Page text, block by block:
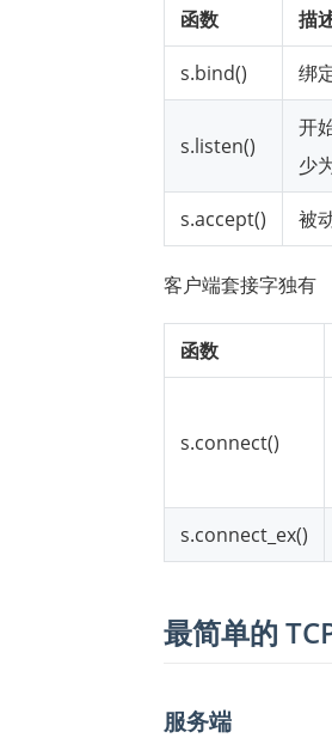
函数 描
s.bind() 绑
s.listen()
开
少
s.accept() 被
客户端套接字独有
函数
s.connect()
s.connect_ex()
最简单的
服务端